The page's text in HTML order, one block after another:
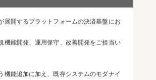
展開するプラットフォームの決済基盤にお
機能開発、運用保守、改善開発をご担当い
機能追加に加え、既存システムのモダナイ